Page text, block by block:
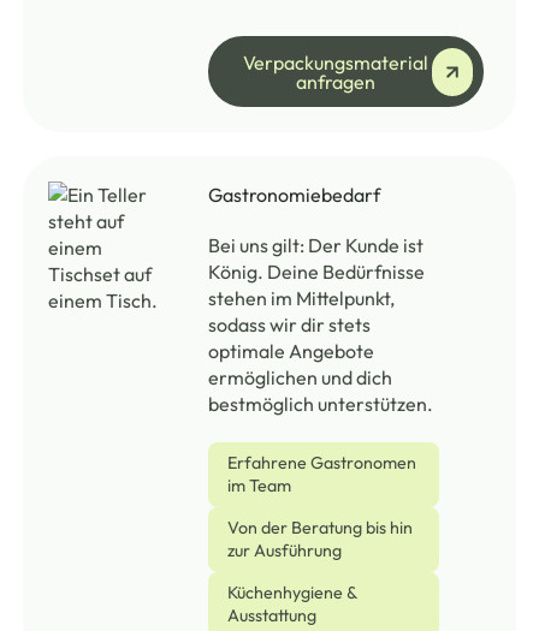
Verpackungsmaterial
anfragen
Gastronomiebedarf
Bei uns gilt: Der Kunde ist
König. Deine Bedürfnisse
stehen im Mittelpunkt,
sodass wir dir stets
optimale Angebote
ermöglichen und dich
bestmöglich unterstützen.
Erfahrene Gastronomen
im Team
Von der Beratung bis hin
zur Ausführung
Küchenhygiene &
Ausstattung